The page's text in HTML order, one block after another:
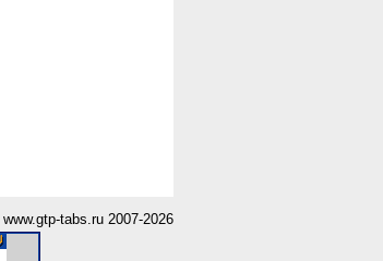
www.gtp-tabs.ru 2007-2026